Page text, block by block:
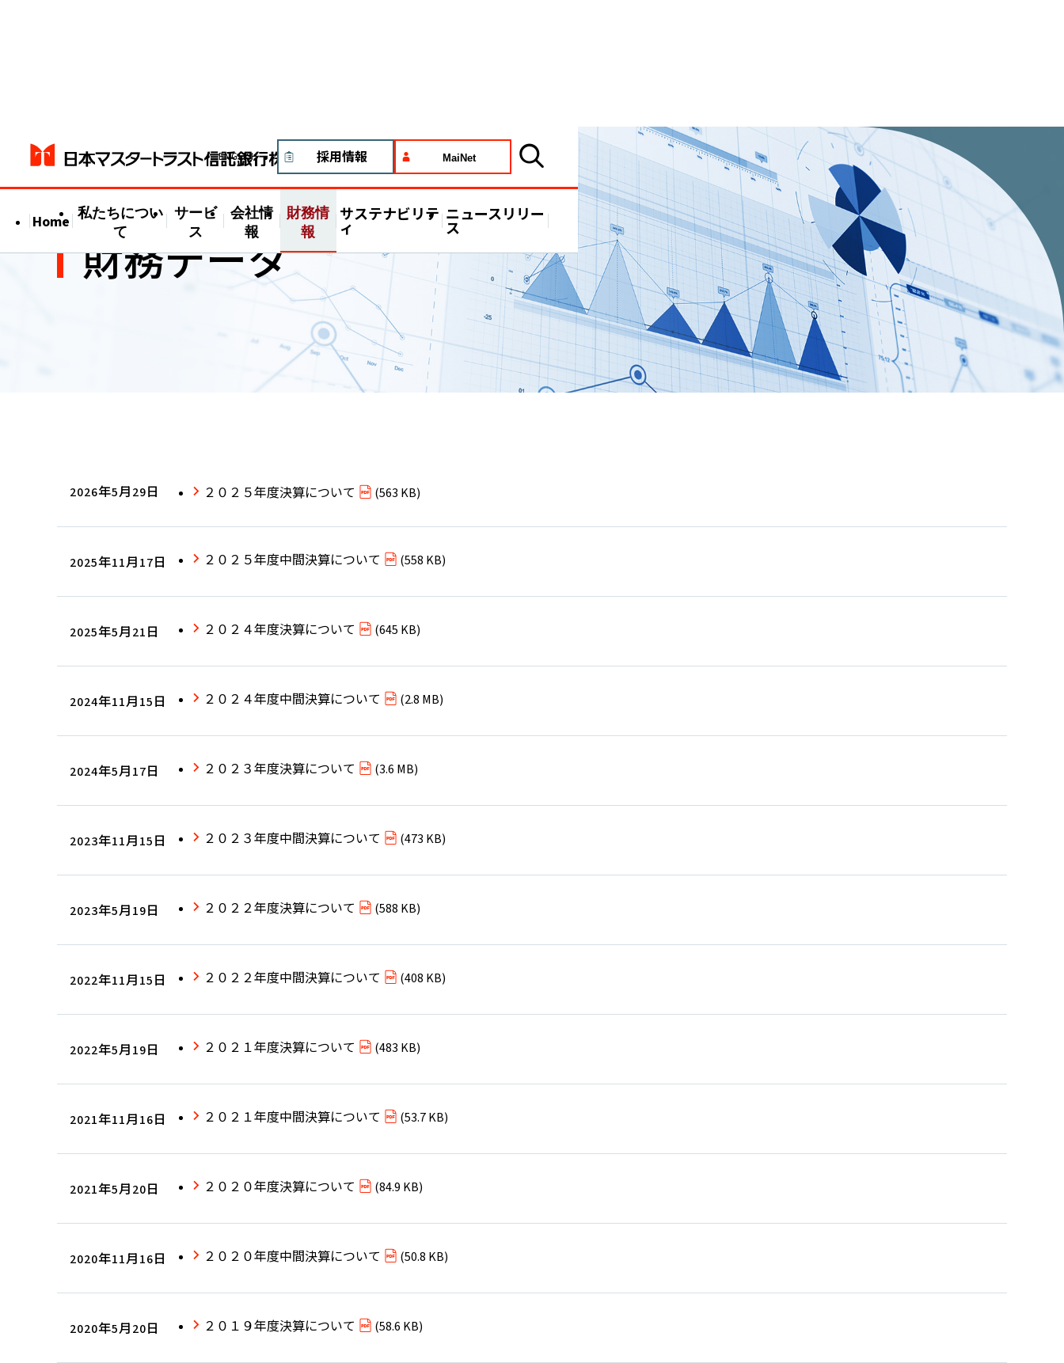
ENGLISH 採用情報 MaiNet
Home 私たちについ
て
サービ
ス
会社情
報
財務情
報
サステナビリテ
ィ
ニュースリリー
ス
財務データ
2026年5月29日 ２０２５年度決算について (563 KB)
2025年11月17日 ２０２５年度中間決算について (558 KB)
2025年5月21日 ２０２４年度決算について (645 KB)
2024年11月15日 ２０２４年度中間決算について (2.8 MB)
2024年5月17日 ２０２３年度決算について (3.6 MB)
2023年11月15日 ２０２３年度中間決算について (473 KB)
2023年5月19日 ２０２２年度決算について (588 KB)
2022年11月15日 ２０２２年度中間決算について (408 KB)
2022年5月19日 ２０２１年度決算について (483 KB)
2021年11月16日 ２０２１年度中間決算について (53.7 KB)
2021年5月20日 ２０２０年度決算について (84.9 KB)
2020年11月16日 ２０２０年度中間決算について (50.8 KB)
2020年5月20日 ２０１９年度決算について (58.6 KB)